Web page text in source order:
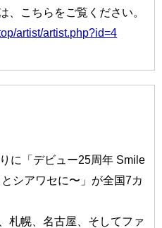
、こちらをご覧ください。
artist/artist.php?id=4
に「デビュー25周年 Smile
シアワセに〜」が全国7カ
札幌、名古屋、そしてファ